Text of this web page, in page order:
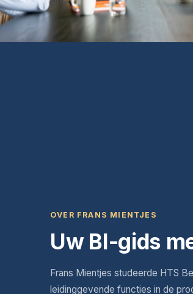
OVER FRANS MIENTJES
Uw BI-gids
Frans Mientjes studeerde HTS
leidinggevende functies in de